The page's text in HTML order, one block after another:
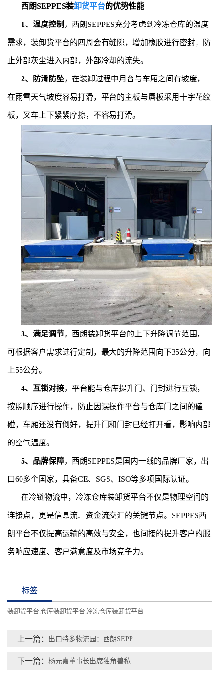
西朗SEPPES装卸货平台的优势性能
1、温度控制， 西朗SEPPES充分考虑到冷冻仓库的温度
需求，装卸货平台的四周会有缝隙，增加橡胶进行密封，防
止外部灰尘进入内部，外部冷却的流失。
2、防滑防坠， 在装卸过程中月台与车厢之间有坡度，
在雨雪天气坡度容易打滑，平台的主板与唇板采用十字花纹
板，叉车上下紧紧摩擦，不容易打滑。
3、满足调节， 西朗装卸货平台的上下升降调节范围，
可根据客户需求进行定制，最大的升降范围向下35公分，向
上55公分。
4、互锁对接， 平台能与仓库提升门、门封进行互锁，
按照顺序进行操作，防止因误操作平台与仓库门之间的磕
碰，车厢还没有倒好，提升门和门封已经打开看，影响内部
的空气温度。
5、品牌保障， 西朗SEPPES是国内一线的品牌厂家，出
口60多个国家，具备CE、SGS、ISO等多项国际认证。
在冷链物流中，冷冻仓库装卸货平台不仅是物理空间的
连接点，更是信息流、资金流交汇的关键节点。SEPPES西
朗平台不仅提高运输的高效与安全，也间接的提升客户的服
务响应速度、客户满意度及市场竞争力。
标签
装卸货平台,仓库装卸货平台,冷冻仓库装卸货平台
上一篇： 出口特多物流园：西朗SEPPES重载型装卸货平台，助力高效安全运输
下一篇： 杨元嘉董事长出席独角兽私董会，共探智能制造新未来